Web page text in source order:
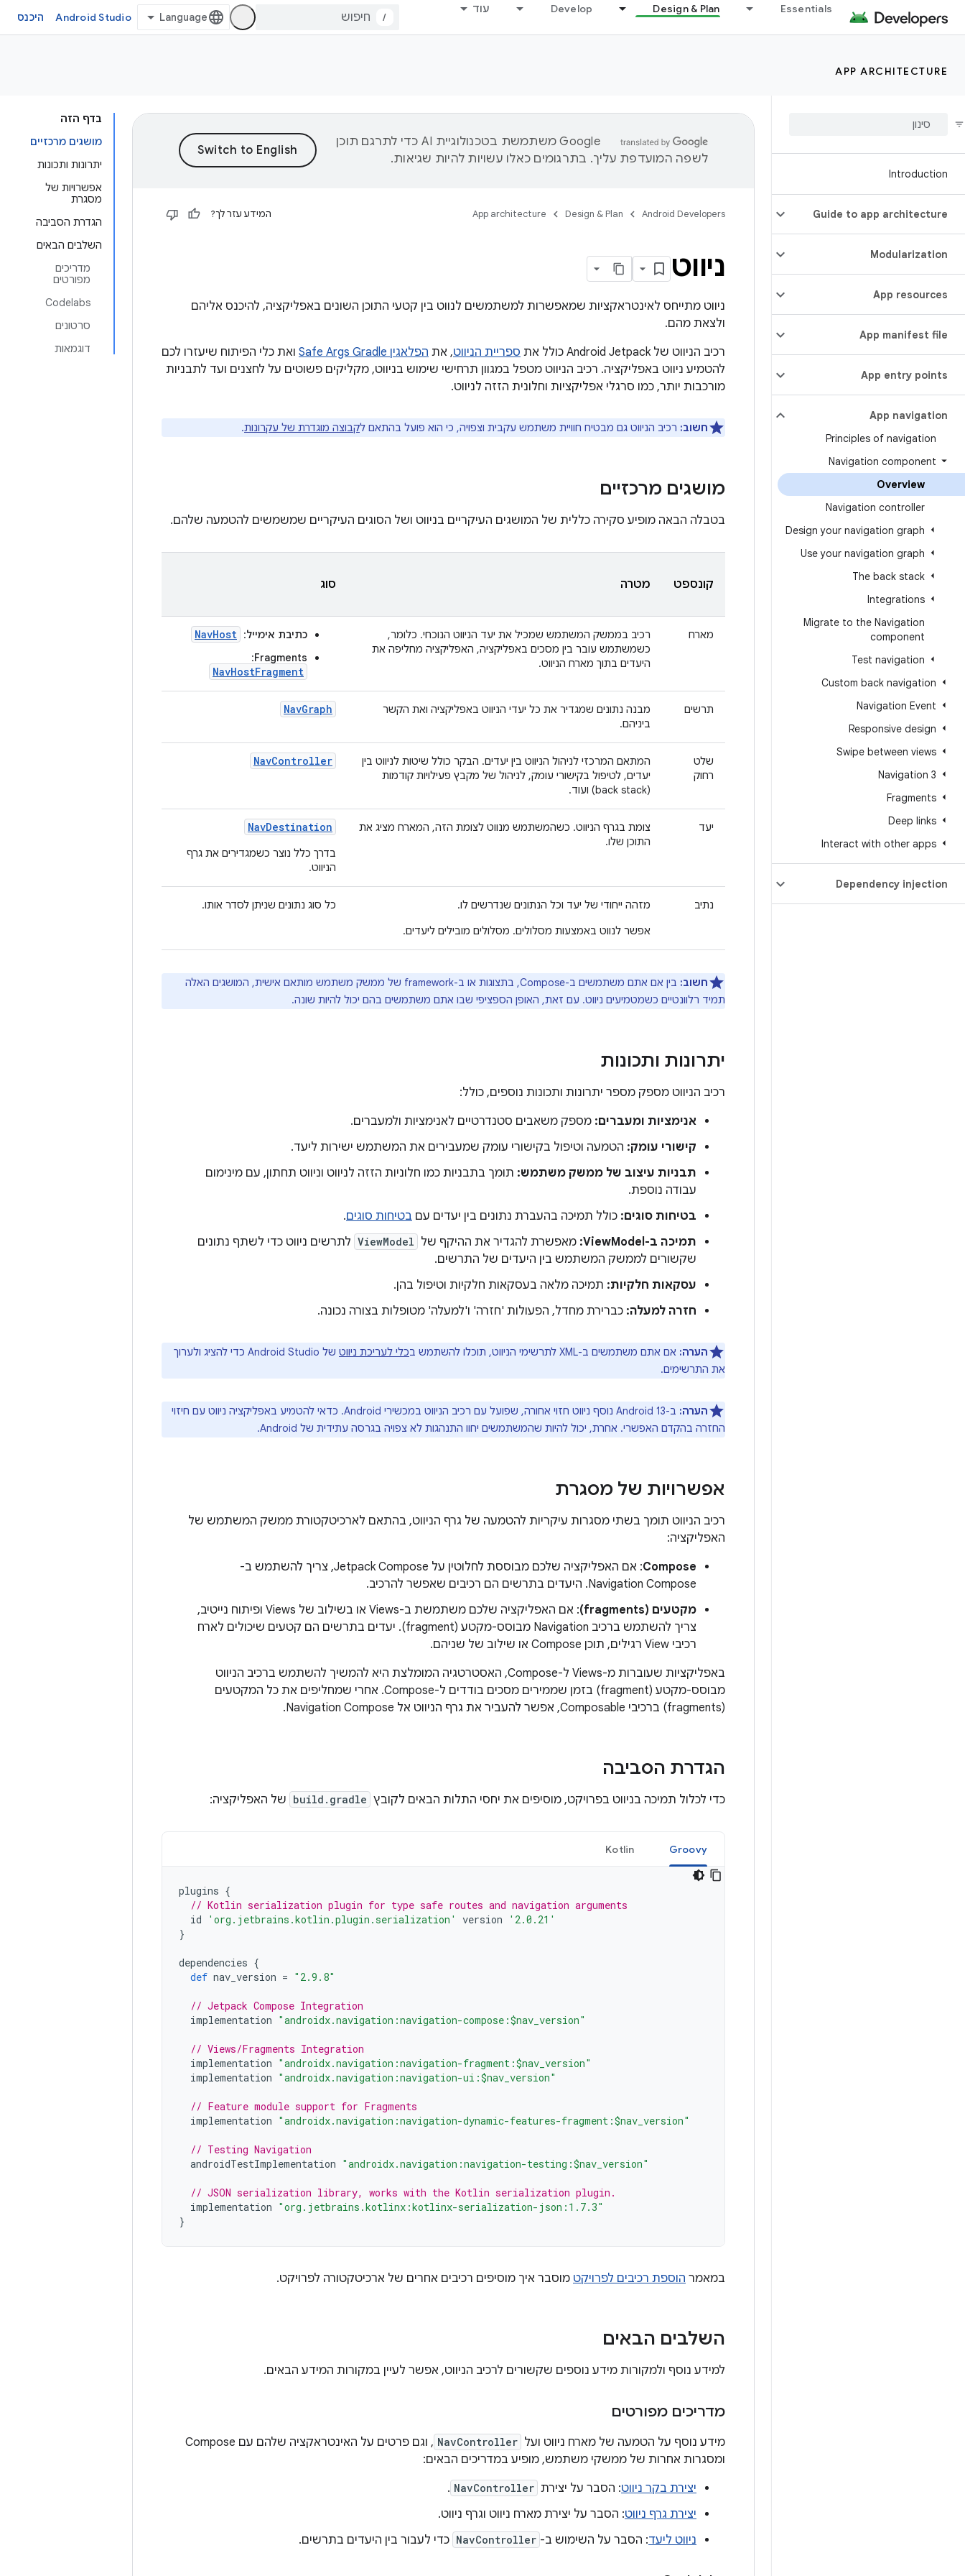
Essentials
Design & Plan
Develop עוד
/
Android Studio היכנס
APP ARCHITECTURE
Introduction
Guide to app architecture
Modularization
App resources
App manifest file
App entry points
App navigation
Principles of navigation
Navigation component
Overview
Navigation controller
Design your navigation graph
Use your navigation graph
The back stack
Integrations
Migrate to the Navigation
component
Test navigation
Custom back navigation
Navigation Event
Responsive design
Swipe between views
Navigation 3
Fragments
Deep links
Interact with other apps
Dependency injection
בדף הזה
מושגים מרכזיים
יתרונות ותכונות
אפשרויות של
מסגרת
הגדרת הסביבה
השלבים הבאים
מדריכים
מפורטים
Codelabs
סרטונים
דוגמאות
‫Google משתמשת בטכנולוגיית AI כדי לתרגם תוכן
לשפה המועדפת עליך. בתרגומים כאלו עשויות להיות שגיאות.
Android Developers
Design & Plan
App architecture המידע עזר לך?
ניווט
ניווט מתייחס לאינטראקציות שמאפשרות למשתמשים לנווט בין קטעי התוכן השונים באפליקציה, להיכנס אליהם
ולצאת מהם.
רכיב הניווט של Android Jetpack כולל את
ספריית הניווט, את הפלאגין Safe Args Gradle
ואת כלי הפיתוח שיעזרו לכם
להטמיע ניווט באפליקציה. רכיב הניווט מטפל במגוון תרחישי שימוש בניווט, מקליקים פשוטים על לחצנים ועד לתבניות
מורכבות יותר, כמו סרגלי אפליקציות וחלונית הזזה לניווט.
חשוב: רכיב הניווט גם מבטיח חוויית משתמש עקבית וצפויה, כי הוא פועל בהתאם לקבוצה מוגדרת של עקרונות.
מושגים מרכזיים
בטבלה הבאה מופיע סקירה כללית של המושגים העיקריים בניווט ושל הסוגים העיקריים שמשמשים להטמעה שלהם.
קונספט מטרה סוג
מארח
רכיב בממשק המשתמש שמכיל את יעד הניווט הנוכחי. כלומר,
כשמשתמש עובר בין מסכים באפליקציה, האפליקציה מחליפה את
היעדים בתוך מארח הניווט.
כתיבת אימייל:
NavHost
Fragments
:
NavHostFragment
תרשים
מבנה נתונים שמגדיר את כל יעדי הניווט באפליקציה ואת הקשר
ביניהם.
NavGraph
שלט
רחוק
המתאם המרכזי לניהול הניווט בין יעדים. הבקר כולל שיטות לניווט בין
יעדים, לטיפול בקישורי עומק, לניהול של מקבץ פעילויות קודמות
(back stack) ועוד.
NavController
יעד
צומת בגרף הניווט. כשהמשתמש מנווט לצומת הזה, המארח מציג את
התוכן שלו.
NavDestination
בדרך כלל נוצר כשמגדירים את גרף
הניווט.
נתיב
מזהה ייחודי של יעד וכל הנתונים שנדרשים לו.
אפשר לנווט באמצעות מסלולים. מסלולים מובילים ליעדים.
כל סוג נתונים שניתן לסדר אותו.
חשוב:
בין אם אתם משתמשים ב-Compose, בתצוגות או ב-framework של ממשק משתמש מותאם אישית, המושגים האלה
תמיד רלוונטיים כשמטמיעים ניווט. עם זאת, האופן הספציפי שבו אתם משתמשים בהם יכול להיות שונה.
יתרונות ותכונות
רכיב הניווט מספק מספר יתרונות ותכונות נוספים, כולל:
אנימציות ומעברים: מספק משאבים סטנדרטיים לאנימציות ולמעברים.
קישורי עומק: הטמעה וטיפול בקישורי עומק שמעבירים את המשתמש ישירות ליעד.
תבניות עיצוב של ממשק משתמש: תומך בתבניות כמו חלוניות הזזה לניווט וניווט תחתון, עם מינימום
עבודה נוספת.
בטיחות סוגים: כולל תמיכה בהעברת נתונים בין יעדים עם בטיחות סוגים.
תמיכה ב-ViewModel:
מאפשרת להגדיר את ההיקף של ViewModel לתרשים ניווט כדי לשתף נתונים
שקשורים לממשק המשתמש בין היעדים של התרשים.
עסקאות חלקיות: תמיכה מלאה בעסקאות חלקיות וטיפול בהן.
חזרה למעלה: כברירת מחדל, הפעולות 'חזרה' ו'למעלה' מטופלות בצורה נכונה.
הערה: אם אתם משתמשים ב-XML לתרשימי הניווט, תוכלו להשתמש ב כלי לעריכת ניווט
של Android Studio כדי להציג ולערוך
את התרשימים.
הערה:
ב-Android 13 נוסף ניווט חזוי אחורה, שפועל עם רכיב הניווט במכשירי Android. כדאי להטמיע באפליקציה ניווט עם חיזוי
החזרה בהקדם האפשרי. אחרת, יכול להיות שהמשתמשים יחוו התנהגות לא צפויה בגרסה עתידית של Android.
אפשרויות של מסגרת
רכיב הניווט תומך בשתי מסגרות עיקריות להטמעה של גרף הניווט, בהתאם לארכיטקטורת ממשק המשתמש של
האפליקציה:
Compose
: אם האפליקציה שלכם מבוססת לחלוטין על Jetpack Compose, צריך להשתמש ב-
Navigation Compose. היעדים בתרשים הם רכיבים שאפשר להרכיב.
מקטעים (fragments)
: אם האפליקציה שלכם משתמשת ב-Views או בשילוב של Views ופיתוח נייטיב,
צריך להשתמש ברכיב Navigation מבוסס-מקטע (fragment). יעדים בתרשים הם קטעים שיכולים לארח
רכיבי View רגילים, תוכן Compose או שילוב של שניהם.
באפליקציות שעוברות מ-Views ל-Compose, האסטרטגיה המומלצת היא להמשיך להשתמש ברכיב הניווט
מבוסס-מקטע (fragment) בזמן שממירים מסכים בודדים ל-Compose. אחרי שמחליפים את כל המקטעים
(fragments) ברכיבי Composable, אפשר להעביר את גרף הניווט אל Navigation Compose.
הגדרת הסביבה
כדי לכלול תמיכה בניווט בפרויקט, מוסיפים את יחסי התלות הבאים לקובץ build.gradle של האפליקציה:
Groovy
Kotlin
plugins {
// Kotlin serialization plugin for type safe routes and navigation arguments
id
'org.jetbrains.kotlin.plugin.serialization' version
'2.0.21'
}
dependencies {
def nav_version = "2.9.8"
// Jetpack Compose Integration
implementation "androidx.navigation:navigation-compose:$nav_version"
// Views/Fragments Integration
implementation "androidx.navigation:navigation-fragment:$nav_version"
implementation "androidx.navigation:navigation-ui:$nav_version"
// Feature module support for Fragments
implementation "androidx.navigation:navigation-dynamic-features-fragment:$nav_version"
// Testing Navigation
androidTestImplementation "androidx.navigation:navigation-testing:$nav_version"
// JSON serialization library, works with the Kotlin serialization plugin.
implementation "org.jetbrains.kotlinx:kotlinx-serialization-json:1.7.3"
}
במאמר הוספת רכיבים לפרויקט מוסבר איך מוסיפים רכיבים אחרים של ארכיטקטורה לפרויקט.
השלבים הבאים
למידע נוסף ולמקורות מידע נוספים שקשורים לרכיב הניווט, אפשר לעיין במקורות המידע הבאים.
מדריכים מפורטים
מידע נוסף על הטמעה של מארח ניווט ועל NavController
, וגם פרטים על האינטראקציה שלהם עם Compose
ומסגרות אחרות של ממשקי משתמש, מופיע במדריכים הבאים:
יצירת בקר ניווט: הסבר על יצירת NavController
.
יצירת גרף ניווט: הסבר על יצירת מארח ניווט וגרף ניווט.
ניווט ליעד: הסבר על השימוש ב- NavController כדי לעבור בין היעדים בתרשים.